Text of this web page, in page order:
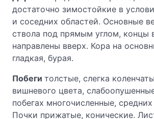
достаточно зимостойкие в
и соседних областей. Основные
ствола под прямым углом, концы
направлены вверх. Кора на
гладкая, бурая.
Побеги толстые, слегка
вишневого цвета,
побегах многочисленные,
Почки прижатые, конические.